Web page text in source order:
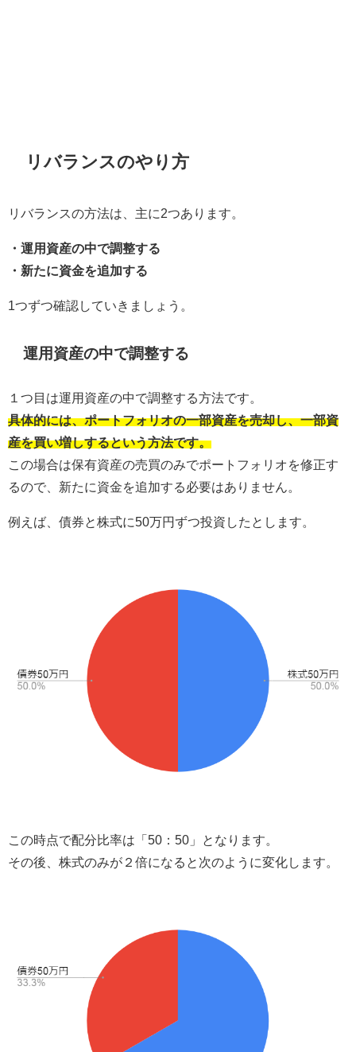
リバランスのやり方
リバランスの方法は、主に2つあります。
・運用資産の中で調整する
・新たに資金を追加する
1つずつ確認していきましょう。
運用資産の中で調整する
１つ目は運用資産の中で調整する方法です。
具体的には、ポートフォリオの一部資産を売却し、一部資
産を買い増しするという方法です。
この場合は保有資産の売買のみでポートフォリオを修正す
るので、新たに資金を追加する必要はありません。
例えば、債券と株式に50万円ずつ投資したとします。
この時点で配分比率は「50：50」となります。
その後、株式のみが２倍になると次のように変化します。